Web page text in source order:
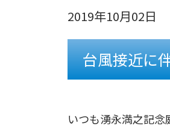
2019年10月02日
台風接近に
いつも湧永満之記念